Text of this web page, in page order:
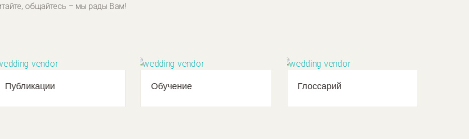
общайтесь – мы рады Вам!
Публикации Обучение Глоссарий